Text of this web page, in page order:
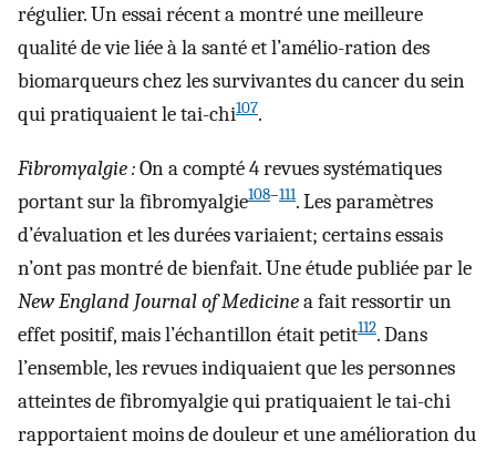
régulier. Un essai récent a montré une meilleure
qualité de vie liée à la santé et l’amélio-ration des
biomarqueurs chez les survivantes du cancer du sein
qui pratiquaient le tai-chi107.
Fibromyalgie :On a compté 4 revues systématiques
portant sur la fibromyalgie108–111. Les paramètres
d’évaluation et les durées variaient; certains essais
n’ont pas montré de bienfait. Une étude publiée par le
New England Journal of Medicinea fait ressortir un
effet positif, mais l’échantillon était petit112. Dans
l’ensemble, les revues indiquaient que les personnes
atteintes de fibromyalgie qui pratiquaient le tai-chi
rapportaient moins de douleur et une amélioration du